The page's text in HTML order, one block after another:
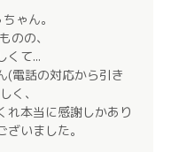
ゃん。
のの、
くて...
(電話の対応から引き
く、
れ本当に感謝しかあり
いました。